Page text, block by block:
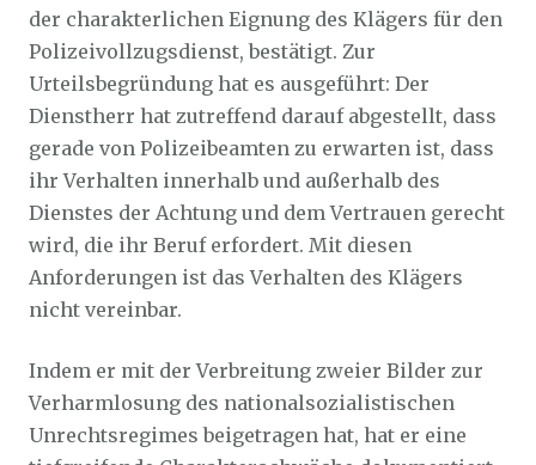
der charakterlichen Eignung des Klägers für den
Polizeivollzugsdienst, bestätigt. Zur
Urteilsbegründung hat es ausgeführt: Der
Dienstherr hat zutreffend darauf abgestellt, dass
gerade von Polizeibeamten zu erwarten ist, dass
ihr Verhalten innerhalb und außerhalb des
Dienstes der Achtung und dem Vertrauen gerecht
wird, die ihr Beruf erfordert. Mit diesen
Anforderungen ist das Verhalten des Klägers
nicht vereinbar.
Indem er mit der Verbreitung zweier Bilder zur
Verharmlosung des nationalsozialistischen
Unrechtsregimes beigetragen hat, hat er eine